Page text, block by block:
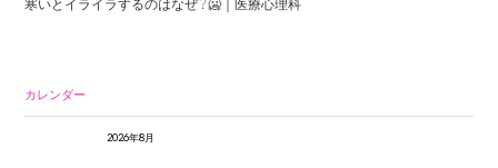
カレンダー
2026年8月